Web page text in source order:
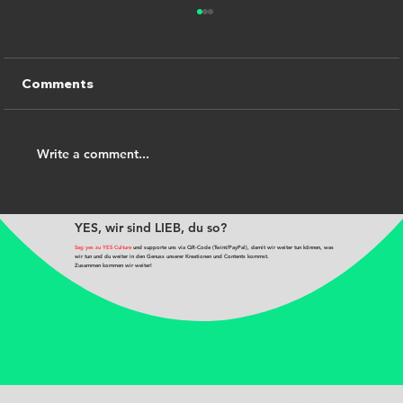
RHAPSODIEN 002 - Teil I
Comments
Write a comment...
YES, wir sind LIEB, du so?
Sag yes zu YES Culture und supporte uns via QR-Code (Twint/PayPal), damit wir weiter tun können, was
wir tun und du weiter in den Genuss unserer Kreationen und Contents kommst.
Zusammen kommen wir weiter!